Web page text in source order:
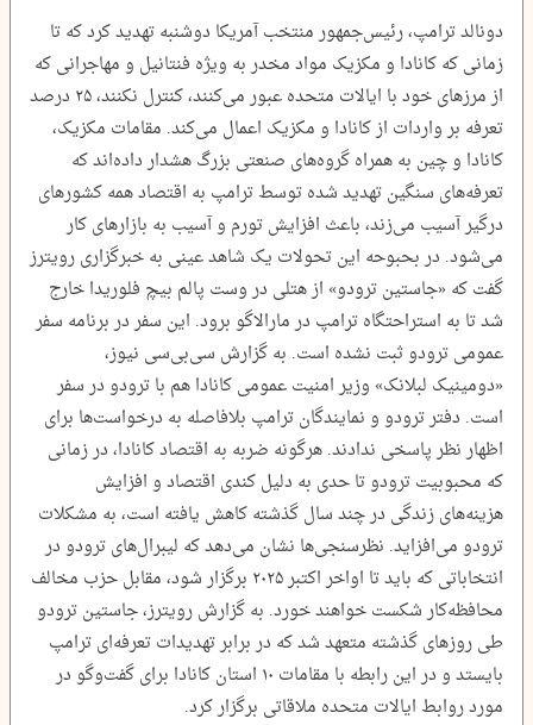
دونالد ترامپ، رئیس‌جمهور منتخب آمریکا دوشنبه تهدید کرد که تا
زمانی که کانادا و مکزیک مواد مخدر به ویژه فنتانیل و مهاجرانی که
از مرزهای خود با ایالات متحده عبور می‌کنند، کنترل نکنند، ۲۵ درصد
تعرفه بر واردات از کانادا و مکزیک اعمال می‌کند. مقامات مکزیک،
کانادا و چین به همراه گروه‌های صنعتی بزرگ هشدار داده‌اند که
تعرفه‌های سنگین تهدید شده توسط ترامپ به اقتصاد همه کشورهای
درگیر آسیب می‌زند، باعث افزایش تورم و آسیب به بازارهای کار
می‌شود. در بحبوحه این تحولات یک شاهد عینی به خبرگزاری رویترز
گفت که «جاستین ترودو» از هتلی در وست پالم بیچ فلوریدا خارج
شد تا به استراحتگاه ترامپ در مارالاگو برود. این سفر در برنامه سفر
عمومی ترودو ثبت نشده است. به گزارش سی‌بی‌سی نیوز،
«دومینیک لبلانک» وزیر امنیت عمومی کانادا هم با ترودو در سفر
است. دفتر ترودو و نمایندگان ترامپ بلافاصله به درخواست‌ها برای
اظهار نظر پاسخی ندادند. هرگونه ضربه به اقتصاد کانادا، در زمانی
که محبوبیت ترودو تا حدی به دلیل کندی اقتصاد و افزایش
هزینه‌های زندگی در چند سال گذشته کاهش یافته است، به مشکلات
ترودو می‌افزاید. نظرسنجی‌ها نشان می‌دهد که لیبرال‌های ترودو در
انتخاباتی که باید تا اواخر اکتبر ۲۰۲۵ برگزار شود، مقابل حزب مخالف
محافظه‌کار شکست خواهند خورد. به گزارش رویترز، جاستین ترودو
طی روزهای گذشته متعهد شد که در برابر تهدیدات تعرفه‌ای ترامپ
بایستد و در این رابطه با مقامات ۱۰ استان کانادا برای گفت‌وگو در
مورد روابط ایالات متحده ملاقاتی برگزار کرد.